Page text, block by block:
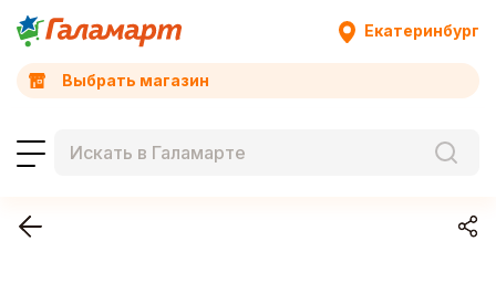
Екатеринбург
Выбрать магазин